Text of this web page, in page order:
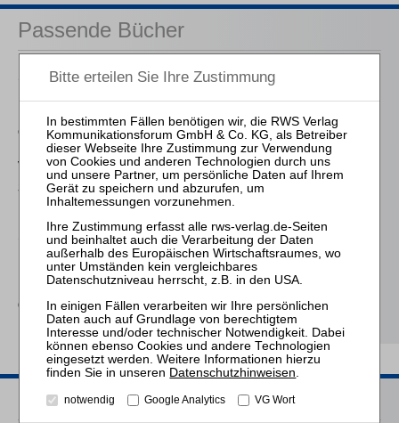
Passende Bücher
Schröder
Die Reform des
Eigenkapitalersatzrechts
durch das MoMiG
von Wilmowsky
Schneeballsysteme der
Kapitalanlage
Schmitz-Justen
Die Haftung des
Kommanditisten in der
Gesellschaft
Passende Seminare
Datenschutzhinweisen
notwendig Google Analytics VG Wort